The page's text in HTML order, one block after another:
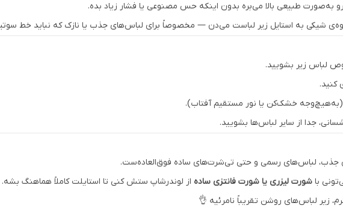
به‌صورت طبیعی بالا می‌بره بدون اینکه حس مصنوعی یا فشار زیاد بده.
شیکی به استایل زیر لباست می‌دن — مخصوصاً برای لباس‌های جذب یا نازک که نباید خط
لباس زیر بشویید.
کنید.
خشک‌کن یا نور مستقیم آفتاب).
جدا از سایر لباس‌ها بشویید.
جذب، لباس‌های رسمی و حتی تی‌شرت‌های ساده فوق‌العاده‌ست.
با شورت لیزری یا شورت فانتزی ساده از لوندرشاپ ستش کنی تا استایلت کاملاً هماهنگ بشه.
زیر لباس‌های روشن تقریباً نامرئیه 👌